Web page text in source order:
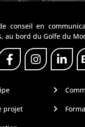
conseil en
au bord du Golfe du
projet